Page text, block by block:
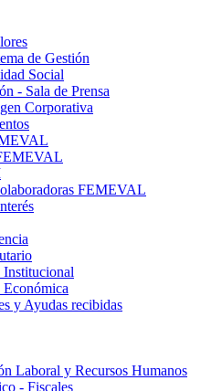
de Gestión
Social
- Sala de Prensa
Corporativa
FEMEVAL
y Ayudas recibidas
Laboral y Recursos Humanos
- Fiscales